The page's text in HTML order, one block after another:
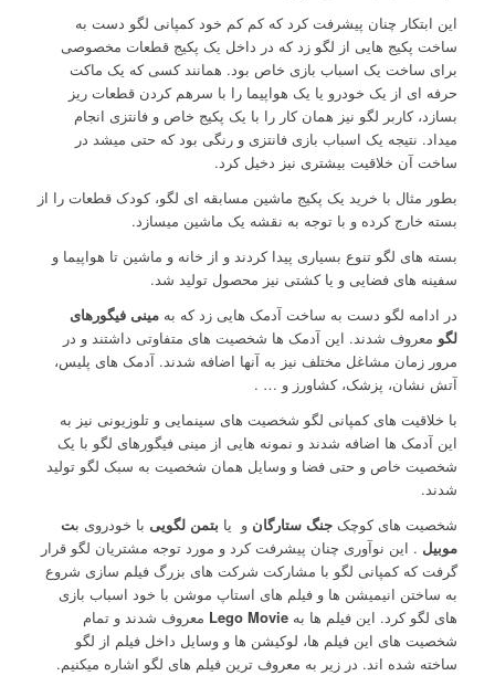
این ابتکار چنان پیشرفت کرد که کم کم خود کمپانی لگو دست به
ساخت پکیج هایی از لگو زد که در داخل یک پکیج قطعات مخصوصی
برای ساخت یک اسباب بازی خاص بود. همانند کسی که یک ماکت
حرفه ای از یک خودرو یا یک هواپیما را با سرهم کردن قطعات ریز
بسازد، کاربر لگو نیز همان کار را با یک پکیج خاص و فانتزی انجام
میداد. نتیجه یک اسباب بازی فانتزی و رنگی بود که حتی میشد در
ساخت آن خلاقیت بیشتری نیز دخیل کرد.
بطور مثال با خرید یک پکیج ماشین مسابقه ای لگو، کودک قطعات را از
بسته خارج کرده و با توجه به نقشه یک ماشین میسازد.
بسته های لگو تنوع بسیاری پیدا کردند و از خانه و ماشین تا هواپیما و
سفینه های فضایی و یا کشتی نیز محصول تولید شد.
در ادامه لگو دست به ساخت آدمک هایی زد که به مینی فیگورهای
لگو معروف شدند. این آدمک ها شخصیت های متفاوتی داشتند و در
مرور زمان مشاغل مختلف نیز به آنها اضافه شدند. آدمک های پلیس،
آتش نشان، پزشک، کشاورز و … .
با خلاقیت های کمپانی لگو شخصیت های سینمایی و تلوزیونی نیز به
این آدمک ها اضافه شدند و نمونه هایی از مینی فیگورهای لگو با یک
شخصیت خاص و حتی فضا و وسایل همان شخصیت به سبک لگو تولید
شدند.
شخصیت های کوچک جنگ ستارگان و یا بتمن لگویی با خودروی بت
موبیل . این نوآوری چنان پیشرفت کرد و مورد توجه مشتریان لگو قرار
گرفت که کمپانی لگو با مشارکت شرکت های بزرگ فیلم سازی شروع
به ساختن انیمیشن ها و فیلم های استاپ موشن با خود اسباب بازی
های لگو کرد. این فیلم ها به Lego Movie معروف شدند و تمام
شخصیت های این فیلم ها، لوکیشن ها و وسایل داخل فیلم از لگو
ساخته شده اند. در زیر به معروف ترین فیلم های لگو اشاره میکنیم.